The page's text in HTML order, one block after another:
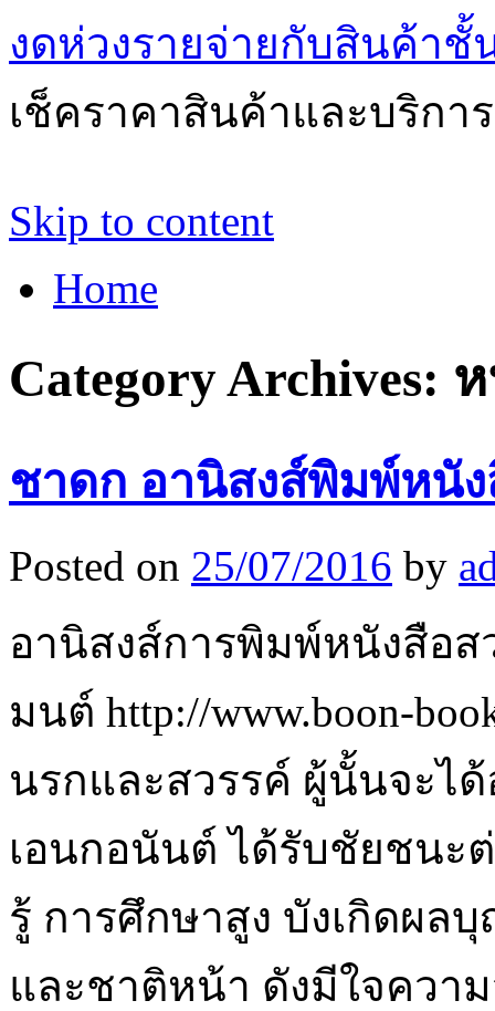
งดห่วงรายจ่ายกับสินค้า
เช็คราคาสินค้าและบริกา
Skip to content
Home
Category Archives:
ชาดก อานิสงส์พิมพ์หนั
Posted on 25/07/2016 by
อานิสงส์การพิมพ์หนังสือ
มนต์ http://www.boon-
นรกและสวรรค์ ผู้นั้นจะไ
เอนกอนันต์ ได้รับชัยชนะ
รู้ การศึกษาสูง บังเกิดผ
และชาติหน้า ดังมีใจควา